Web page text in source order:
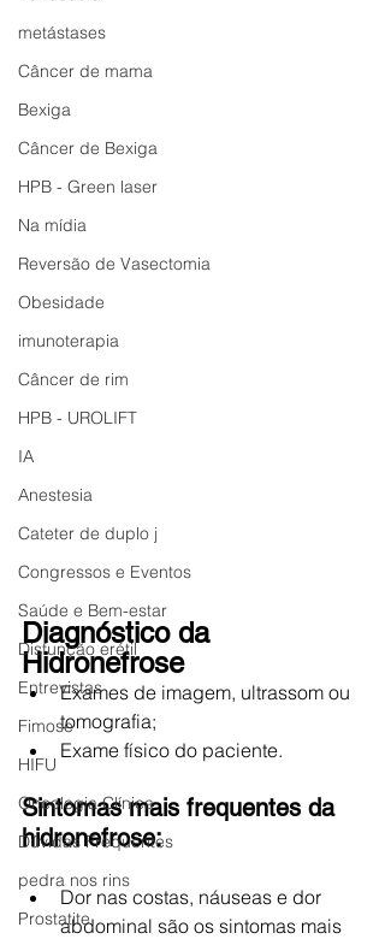
metástases
Câncer de mama
Bexiga
Câncer de Bexiga
HPB - Green laser
Na mídia
Reversão de Vasectomia
Obesidade
imunoterapia
Câncer de rim
HPB - UROLIFT
IA
Anestesia
Cateter de duplo j
Congressos e Eventos
Saúde e Bem-estar
Disfunção erétil
Entrevistas
Fimose
HIFU
Oncologia Clínica
Dúvidas Frequentes
pedra nos rins
Prostatite
Diagnóstico da
Hidronefrose
Exames de imagem, ultrassom ou
tomografia;
Exame físico do paciente.
Sintomas mais frequentes da
hidronefrose:
Dor nas costas, náuseas e dor
abdominal são os sintomas mais